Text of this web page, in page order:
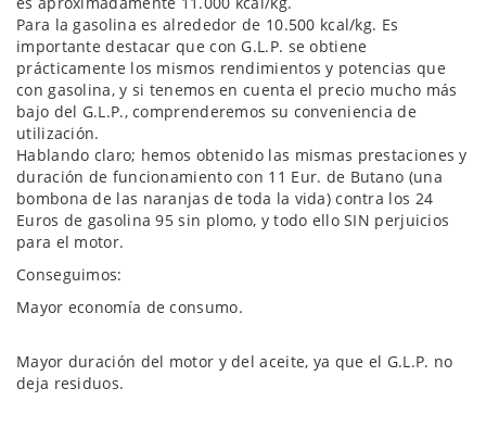
Para la gasolina es alrededor de 10.500 kcal/kg. Es
importante destacar que con G.L.P. se obtiene
prácticamente los mismos rendimientos y potencias que
con gasolina, y si tenemos en cuenta el precio mucho más
bajo del G.L.P., comprenderemos su conveniencia de
utilización.
Hablando claro; hemos obtenido las mismas prestaciones y
duración de funcionamiento con 11 Eur. de Butano (una
bombona de las naranjas de toda la vida) contra los 24
Euros de gasolina 95 sin plomo, y todo ello SIN perjuicios
para el motor.
Conseguimos:
Mayor economía de consumo.
Mayor duración del motor y del aceite, ya que el G.L.P. no
deja residuos.